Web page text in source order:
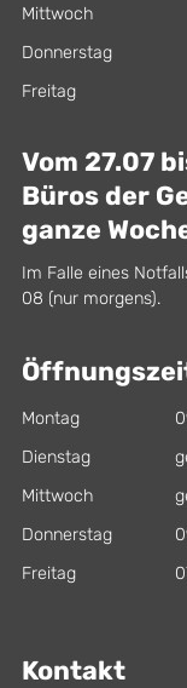
Mittwoch
Donnerstag
Freitag
Vom 27.07
Büros der
ganze
Im Falle eines
08 (nur morgens).
Montag
Dienstag
Mittwoch
Donnerstag
Freitag
Kontakt